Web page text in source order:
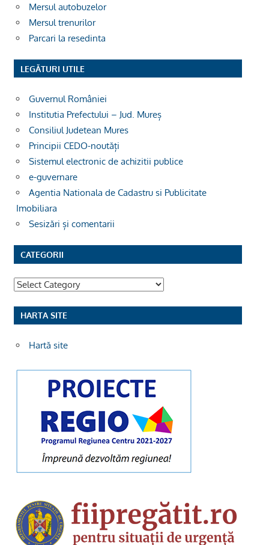
Mersul autobuzelor
Mersul trenurilor
Parcari la resedinta
LEGĂTURI UTILE
Guvernul României
Institutia Prefectului – Jud. Mureș
Consiliul Judetean Mures
Principii CEDO-noutăți
Sistemul electronic de achizitii publice
e-guvernare
Agentia Nationala de Cadastru si Publicitate
Imobiliara
Sesizări și comentarii
CATEGORII
Categorii
HARTA SITE
Hartă site